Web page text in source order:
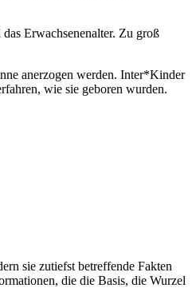
Erwachsenenalter. Zu groß
anerzogen werden. Inter*Kinder
wie sie geboren wurden.
sie zutiefst betreffende Fakten
die die Basis, die Wurzel